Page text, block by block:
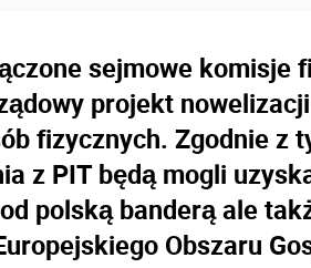
sejmowe komisje
projekt
fizycznych. Zgodnie z
z PIT będą mogli
polską banderą ale
Obszaru